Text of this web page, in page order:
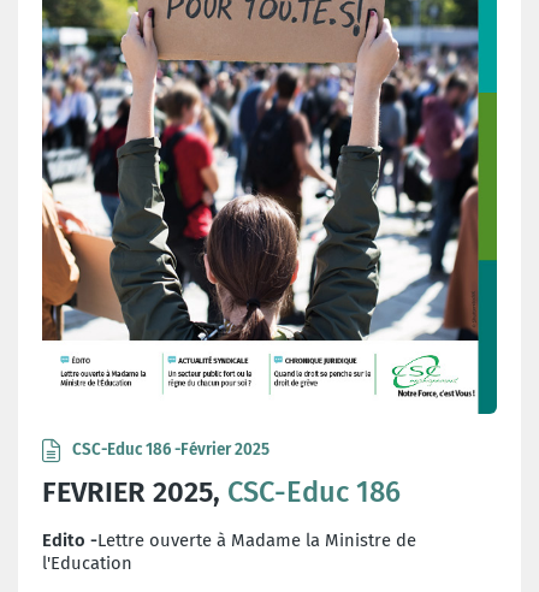
CSC-Educ 186 -Février 2025
FEVRIER 2025, CSC-Educ 186
Edito -Lettre ouverte à Madame la Ministre de
l'Education